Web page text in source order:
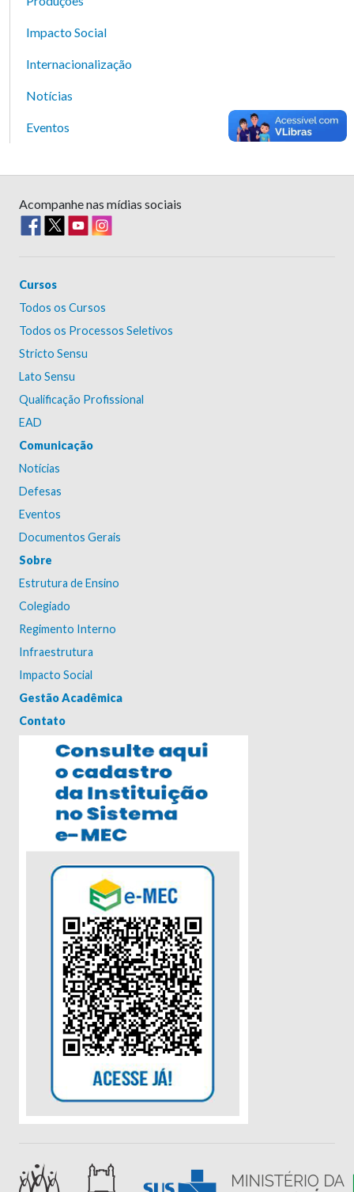
Impacto Social
Internacionalização
Notícias
Eventos
Acompanhe nas mídias sociais
Cursos
Todos os Cursos
Todos os Processos Seletivos
Stricto Sensu
Lato Sensu
Qualificação Profissional
EAD
Comunicação
Notícias
Defesas
Eventos
Documentos Gerais
Sobre
Estrutura de Ensino
Colegiado
Regimento Interno
Infraestrutura
Impacto Social
Gestão Acadêmica
Contato